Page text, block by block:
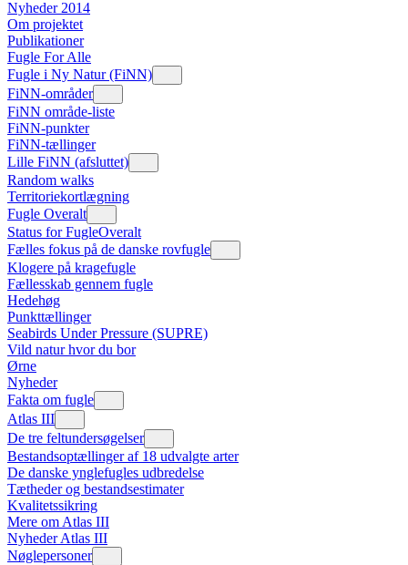
Nyheder 2014
Om projektet
Publikationer
Fugle For Alle
Fugle i Ny Natur (FiNN)
FiNN-områder
FiNN område-liste
FiNN-punkter
FiNN-tællinger
Lille FiNN (afsluttet)
Random walks
Territoriekortlægning
Fugle Overalt
Status for FugleOveralt
Fælles fokus på de danske rovfugle
Klogere på kragefugle
Fællesskab gennem fugle
Hedehøg
Punkttællinger
Seabirds Under Pressure (SUPRE)
Vild natur hvor du bor
Ørne
Nyheder
Fakta om fugle
Atlas III
De tre feltundersøgelser
Bestandsoptællinger af 18 udvalgte arter
De danske ynglefugles udbredelse
Tætheder og bestandsestimater
Kvalitetssikring
Mere om Atlas III
Nyheder Atlas III
Nøglepersoner